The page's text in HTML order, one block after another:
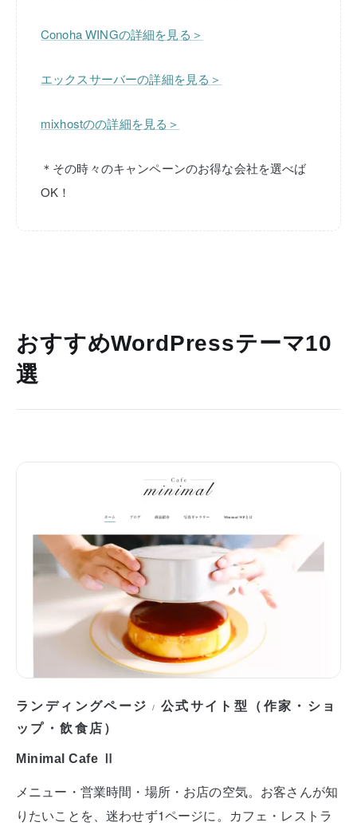
Conoha WINGの詳細を見る＞
エックスサーバーの詳細を見る＞
mixhostのの詳細を見る＞
＊その時々のキャンペーンのお得な会社を選べば
OK！
おすすめWordPressテーマ10
選
ランディングページ / 公式サイト型（作家・ショ
ップ・飲食店）
Minimal Cafe Ⅱ
メニュー・営業時間・場所・お店の空気。お客さんが知
りたいことを、迷わせず1ページに。カフェ・レストラ